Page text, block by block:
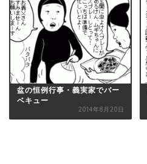
盆の恒例行事・義実家でバー
ベキュー
2014年8月20日